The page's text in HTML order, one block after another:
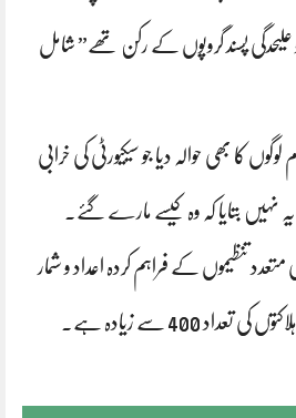
علیحدگی پسند گروپوں کے رکن تھے” شامل
کا بھی حوالہ دیا جو سیکیورٹی کی خرابی
نہیں بتایا کہ وہ کیسے مارے گئے۔
متعدد تنظیموں کے فراہم کردہ اعداد و شمار
400 سے زیادہ ہے۔